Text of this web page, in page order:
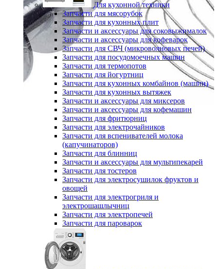
Для кухонной техники
Запчасти для мясорубок
Запчасти для кухонных плит
Запчасти и аксессуары для соковыжималок
Запчасти и аксессуары для кофеварок
Запчасти для СВЧ (микроволновых печей)
Запчасти для посудомоечных машин
Запчасти для термопотов
Запчасти для йогуртниц
Запчасти для кухонных комбайнов (машин)
Запчасти для кухонных вытяжек
Запчасти и аксессуары для миксеров
Запчасти и аксессуары для кофемашин
Запчасти для фритюрниц
Запчасти для электрочайников
Запчасти для вспенивателей молока
(капучинаторов)
Запчасти для блинниц
Запчасти и аксессуары для мультипекарей
Запчасти для тостеров
Запчасти для электросушилок фруктов и
овощей
Запчасти для электрогриля и
электрошашлычниц
Запчасти для электропечей
Запчасти для пароварок